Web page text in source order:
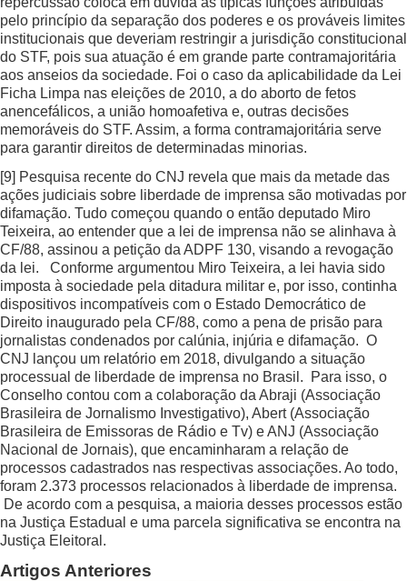
pelo princípio da separação dos poderes e os prováveis limites
institucionais que deveriam restringir a jurisdição constitucional
do STF, pois sua atuação é em grande parte contramajoritária
aos anseios da sociedade. Foi o caso da aplicabilidade da Lei
Ficha Limpa nas eleições de 2010, a do aborto de fetos
anencefálicos, a união homoafetiva e, outras decisões
memoráveis do STF. Assim, a forma contramajoritária serve
para garantir direitos de determinadas minorias.
[9] Pesquisa recente do CNJ revela que mais da metade das
ações judiciais sobre liberdade de imprensa são motivadas por
difamação. Tudo começou quando o então deputado Miro
Teixeira, ao entender que a lei de imprensa não se alinhava à
CF/88, assinou a petição da ADPF 130, visando a revogação
da lei. Conforme argumentou Miro Teixeira, a lei havia sido
imposta à sociedade pela ditadura militar e, por isso, continha
dispositivos incompatíveis com o Estado Democrático de
Direito inaugurado pela CF/88, como a pena de prisão para
jornalistas condenados por calúnia, injúria e difamação. O
CNJ lançou um relatório em 2018, divulgando a situação
processual de liberdade de imprensa no Brasil. Para isso, o
Conselho contou com a colaboração da Abraji (Associação
Brasileira de Jornalismo Investigativo), Abert (Associação
Brasileira de Emissoras de Rádio e Tv) e ANJ (Associação
Nacional de Jornais), que encaminharam a relação de
processos cadastrados nas respectivas associações. Ao todo,
foram 2.373 processos relacionados à liberdade de imprensa.
De acordo com a pesquisa, a maioria desses processos estão
na Justiça Estadual e uma parcela significativa se encontra na
Justiça Eleitoral.
Artigos Anteriores